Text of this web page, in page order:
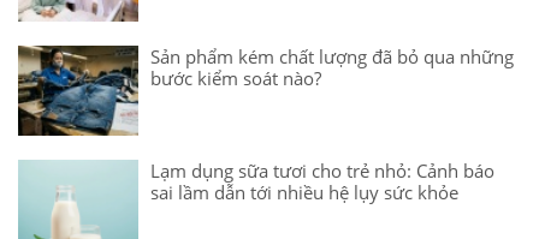
Sản phẩm kém chất lượng đã bỏ qua những
bước kiểm soát nào?
Lạm dụng sữa tươi cho trẻ nhỏ: Cảnh báo
sai lầm dẫn tới nhiều hệ lụy sức khỏe